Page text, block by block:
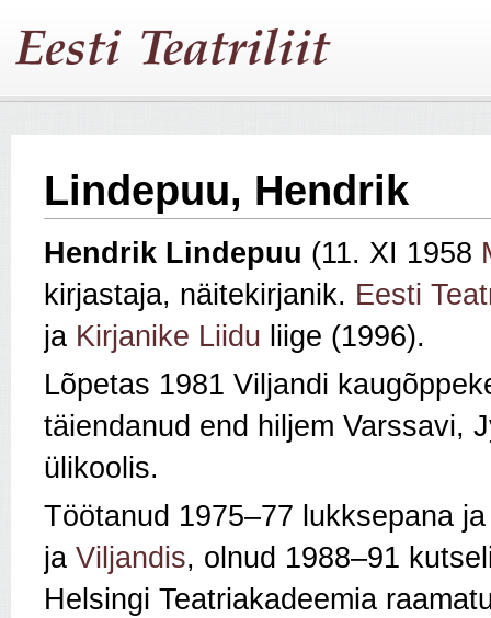
Lindepuu, Hendrik
Hendrik Lindepuu (11. XI 1958
kirjastaja, näitekirjanik. Eesti
ja Kirjanike Liidu liige (1996).
Lõpetas 1981 Viljandi
täiendanud end hiljem Varssavi,
ülikoolis.
Töötanud 1975–77 lukksepana
ja Viljandis, olnud 1988–91
Helsingi Teatriakadeemia